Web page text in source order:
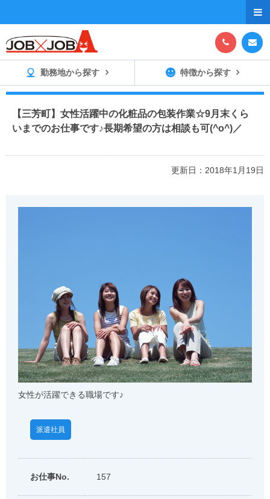

 
勤務地から探す 特徴から探す
【三芳町】女性活躍中の化粧品の包装作業☆9月末くら
いまでのお仕事です♪長期希望の方は相談も可(^o^)／
更新日：2018年1月19日
女性が活躍できる職場です♪
派遣社員
お仕事No. 157